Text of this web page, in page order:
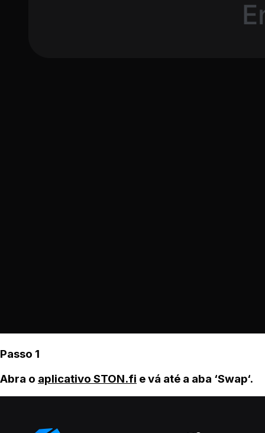
Passo 1
Abra o aplicativo STON.fi e vá até a aba ‘Swap‘.